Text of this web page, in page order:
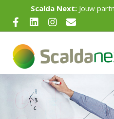
Scalda Next: Jouw
Facebook
LinkedinInstagram
Email